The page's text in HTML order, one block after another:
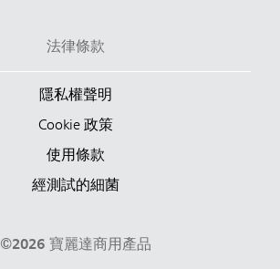
法律條款
隱私權聲明
Cookie 政策
使用條款
經測試的細菌
©2026 寶麗達商用產品